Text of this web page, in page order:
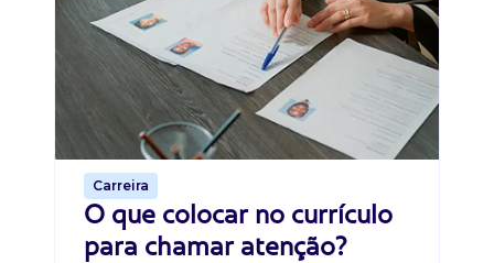
Carreira
O que colocar no currículo
para chamar atenção?